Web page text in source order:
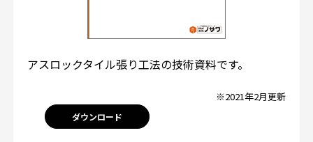
アスロックタイル張り工法の技術資料です。
※2021年2月更新
ダウンロード